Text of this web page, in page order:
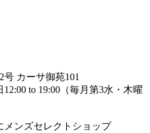
カーサ御苑101
to 19:00（毎月第3水・木曜
メンズセレクトショップ